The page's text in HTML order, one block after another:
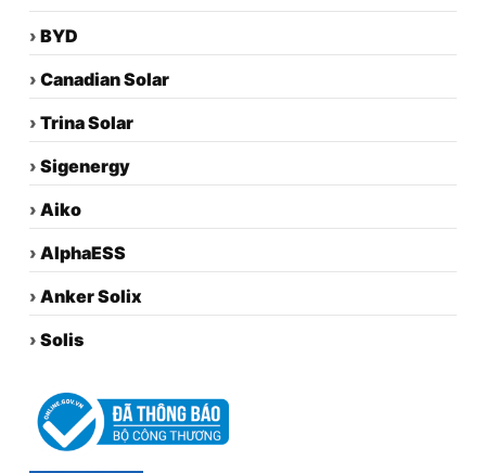
› BYD
› Canadian Solar
› Trina Solar
› Sigenergy
› Aiko
› AlphaESS
› Anker Solix
› Solis